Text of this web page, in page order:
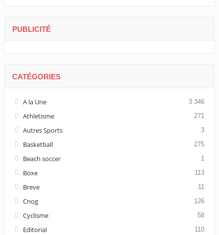
PUBLICITÉ
CATÉGORIES
A la Une 3 346
Athletisme 271
Autres Sports 3
Basketball 275
Beach soccer 1
Boxe 113
Breve 11
Cnog 126
Cyclisme 58
Editorial 110